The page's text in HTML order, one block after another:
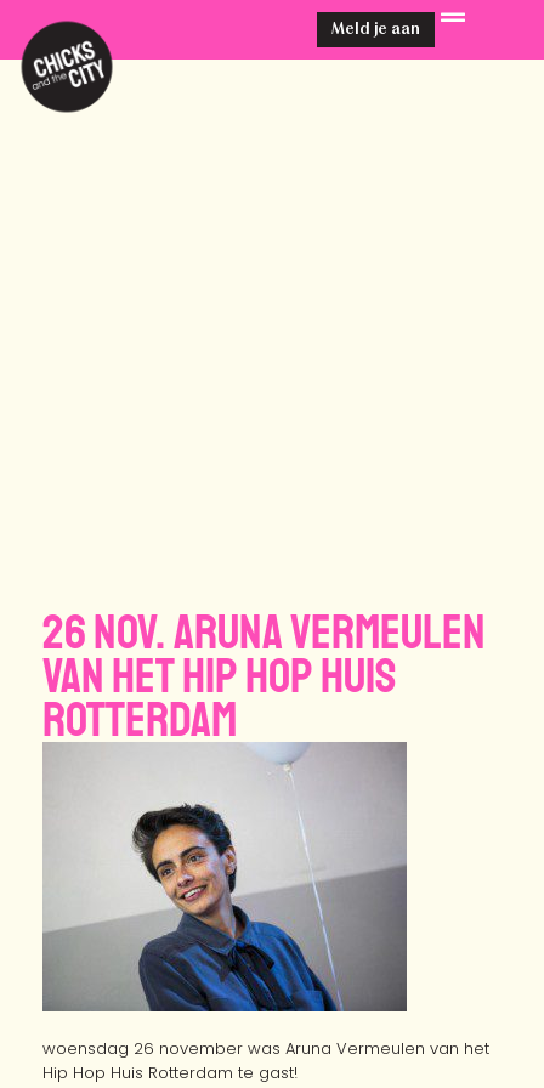
Meld je aan
26 nov. Aruna Vermeulen
van het Hip Hop Huis
Rotterdam
woensdag 26 november was Aruna Vermeulen van het
Hip Hop Huis Rotterdam te gast!